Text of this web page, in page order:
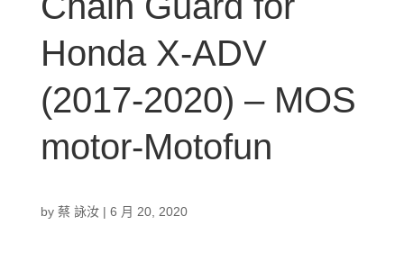
Honda X-ADV
(2017-2020) – MOS
motor-Motofun
by 蔡 詠汝| 6 月 20, 2020